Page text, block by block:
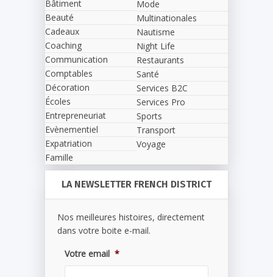
Bâtiment
Beauté
Cadeaux
Coaching
Communication
Comptables
Décoration
Écoles
Entrepreneuriat
Evènementiel
Expatriation
Famille
Mode
Multinationales
Nautisme
Night Life
Restaurants
Santé
Services B2C
Services Pro
Sports
Transport
Voyage
LA NEWSLETTER FRENCH DISTRICT
Nos meilleures histoires, directement
dans votre boite e-mail.
Votre email *